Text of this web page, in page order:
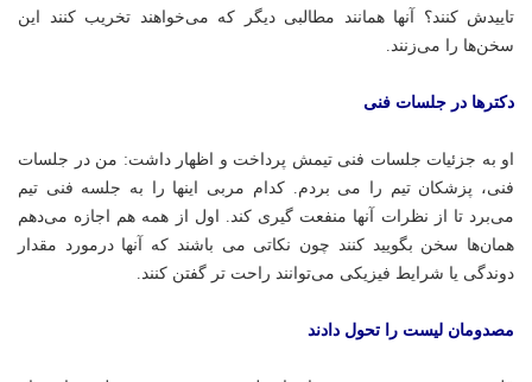
تاییدش کنند؟ آنها همانند مطالبی دیگر که می‌خواهند تخریب کنند این
سخن‌ها را می‌زنند.
دکترها در جلسات فنی
او به جزئیات جلسات فنی تیمش پرداخت و اظهار داشت: من در جلسات
فنی، پزشکان تیم را می بردم. کدام مربی اینها را به جلسه فنی تیم
می‌برد تا از نظرات آنها منفعت گیری کند. اول از همه هم اجازه می‌دهم
همان‌ها سخن بگویید کنند چون نکاتی می باشند که آنها درمورد مقدار
دوندگی یا شرایط فیزیکی می‌توانند راحت تر گفتن کنند.
مصدومان لیست را تحول دادند